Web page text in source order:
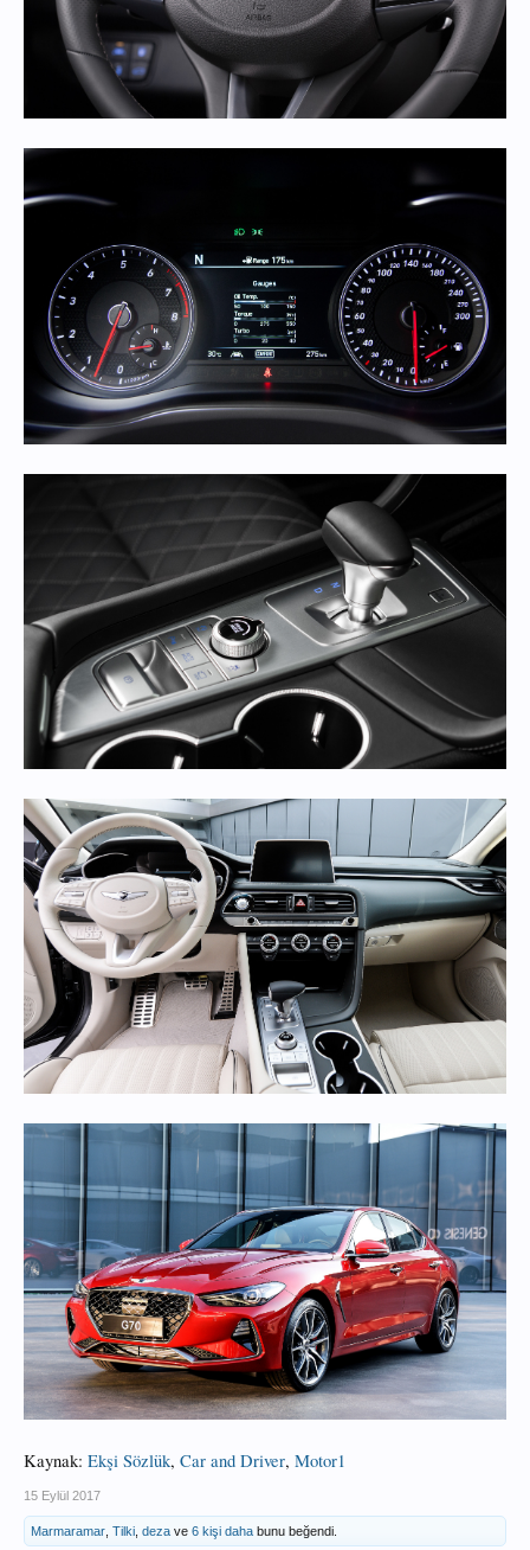
Kaynak: Ekşi Sözlük, Car and Driver, Motor1
15 Eylül 2017
Marmaramar Tilki deza ve 6 kişi daha bunu beğendi.